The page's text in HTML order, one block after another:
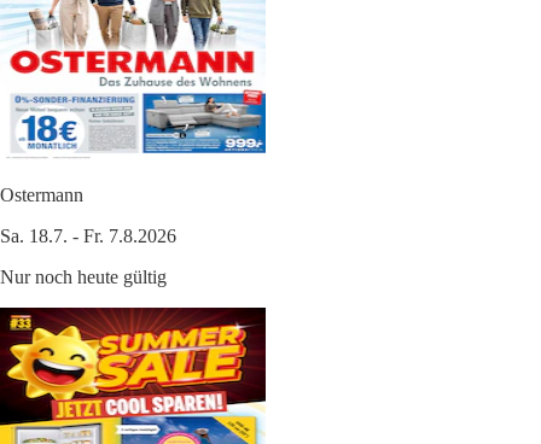
Ostermann
Sa. 18.7. - Fr. 7.8.2026
Nur noch heute gültig